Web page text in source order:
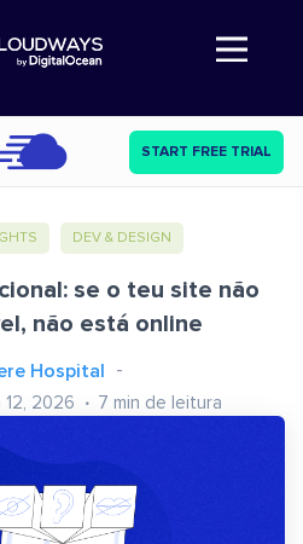
Abre a navegação
START FREE TRIAL
DEV & DESIGN
se o teu site não
não está online
Hospital
12, 2026 7 min de leitura